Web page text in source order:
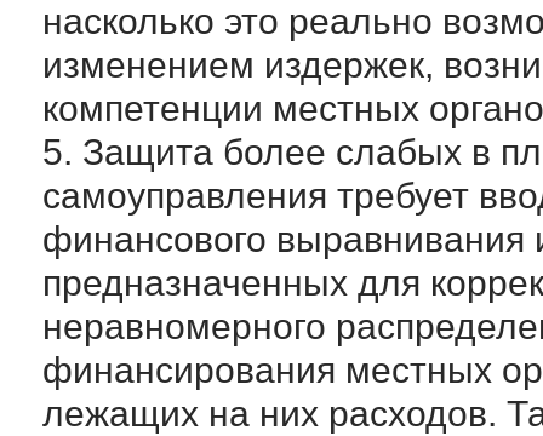
насколько это реально
изменением издержек,
компетенции местных
5. Защита более слабых в
самоуправления требует
финансового выравнивания
предназначенных для
неравномерного
финансирования местных
лежащих на них расходов.